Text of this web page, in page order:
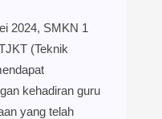
2024, SMKN 1
(Teknik
kehadiran guru
yang telah